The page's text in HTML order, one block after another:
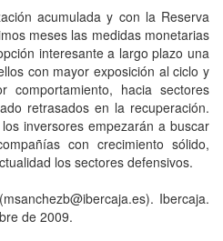
acumulada y con la Reserva
meses las medidas monetarias
interesante a largo plazo una
con mayor exposición al ciclo y
comportamiento, hacia sectores
retrasados en la recuperación.
inversores empezarán a buscar
con crecimiento sólido,
los sectores defensivos.
Ibercaja.
de 2009.